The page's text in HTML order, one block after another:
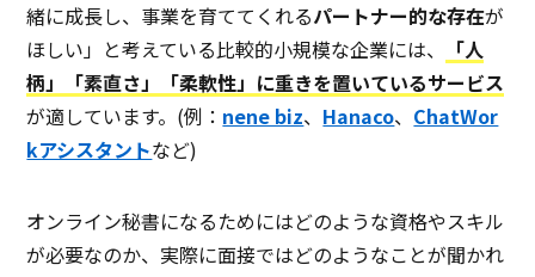
緒に成長し、事業を育ててくれるパートナー的な存在が
ほしい」と考えている比較的小規模な企業には、
「人
柄」「素直さ」「柔軟性」に重きを置いているサービス
が適しています。(例： nene biz、 Hanaco、 ChatWor
kアシスタントなど)
オンライン秘書になるためにはどのような資格やスキル
が必要なのか、実際に面接ではどのようなことが聞かれ